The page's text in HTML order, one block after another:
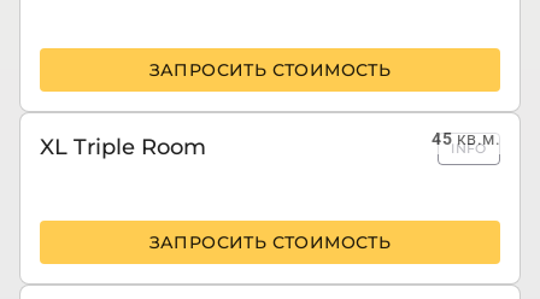
ЗАПРОСИТЬ СТОИМОСТЬ
45кв.м.
XL Triple Room INFO
ЗАПРОСИТЬ СТОИМОСТЬ